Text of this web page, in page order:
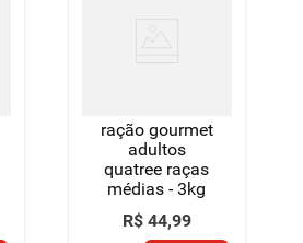
ração gourmet
adultos
quatree raças
médias - 3kg
R$ 44,99